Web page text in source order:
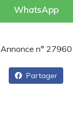
WhatsApp
Annonce n° 27960
Partager